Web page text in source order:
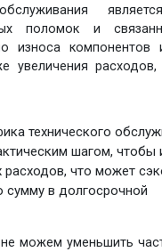
поломок и
износа компонентов
увеличения
технического
шагом, чтобы
что может
сумму в долгосрочной
можем уменьшить